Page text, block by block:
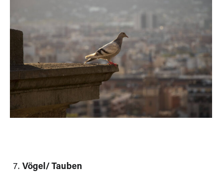
Vögel/ Tauben